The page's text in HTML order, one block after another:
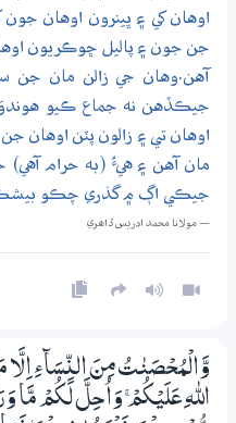
اوهان کي ۽ ڀينرون اوهان
جن جون ۽ پاليل ڇوڪريون
آهن.وهان جي زالن مان جن
جيڪڏهن نه جماع ڪيو هوندوَ
اوهان تي ۽ زالون پٽن
مان آهن ۽ هيءُ (به حرام آهي)
جيڪي اڳ ۾ گذري چڪو بيشڪ
— مولانا محمد ادريس ڏاھري
وَّالْمُحْصَنٰتُ مِنَ النِّسَاۗءِ اِلَّا
اللّٰهِ عَلَيْكُمْ ۚ وَاُحِلَّ لَكُمْ مَّا